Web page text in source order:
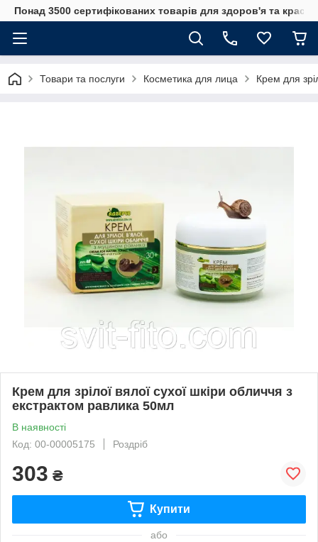
Понад 3500 сертифікованих товарів для здоров'я та краси
Товари та послуги Косметика для лица Крем для
Крем для зрілої вялої сухої шкіри обличчя з
екстрактом равлика 50мл
В наявності
Код: 00-00005175
Роздріб
303 ₴
Купити
або